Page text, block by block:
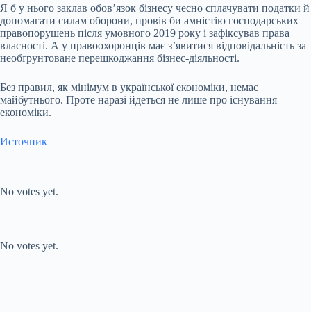
Я б у нього заклав обовʼязок бізнесу чесно сплачувати податки й
допомагати силам оборони, провів би амністію господарських
правопорушень після умовного 2019 року і зафіксував права
власності. А у правоохоронців має зʼявитися відповідальність за
необґрунтоване перешкоджання бізнес-діяльності.
Без правил, як мінімум в української економіки, немає
майбутнього. Проте наразі йдеться не лише про існування
економіки.
Источник
No votes yet.
No votes yet.